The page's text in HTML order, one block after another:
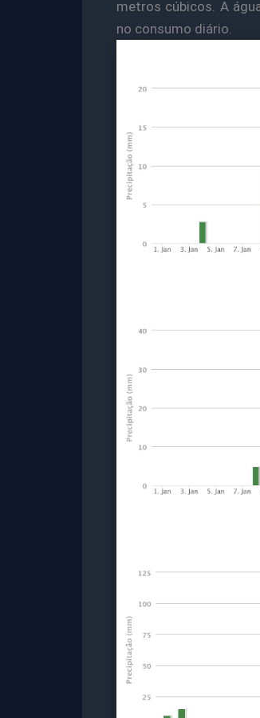
metros cúbicos. A
no consumo diário.